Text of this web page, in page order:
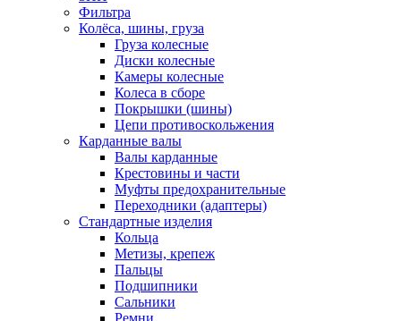
Фильтра
Колёса, шины, груза
Груза колесные
Диски колесные
Камеры колесные
Колеса в сборе
Покрышки (шины)
Цепи противоскольжения
Карданные валы
Валы карданные
Крестовины и части
Муфты предохранительные
Переходники (адаптеры)
Стандартные изделия
Кольца
Метизы, крепеж
Пальцы
Подшипники
Сальники
Ремни